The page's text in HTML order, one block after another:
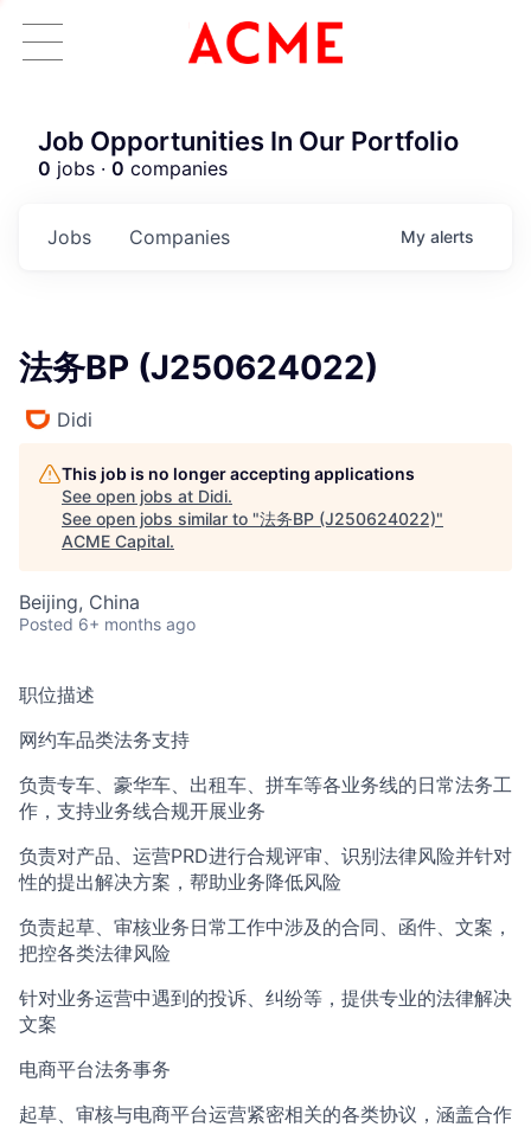
ACME Homepage
Job Opportunities In Our Portfolio
0 jobs · 0 companies
Jobs Companies My alerts
法务BP (J250624022)
Didi
This job is no longer accepting applications
See open jobs at Didi.
See open jobs similar to "法务BP (J250624022)"
ACME Capital.
Beijing, China
Posted 6+ months ago
职位描述
网约车品类法务支持
负责专车、豪华车、出租车、拼车等各业务线的日常法务工
作，支持业务线合规开展业务
负责对产品、运营PRD进行合规评审、识别法律风险并针对
性的提出解决方案，帮助业务降低风险
负责起草、审核业务日常工作中涉及的合同、函件、文案，
把控各类法律风险
针对业务运营中遇到的投诉、纠纷等，提供专业的法律解决
文案
电商平台法务事务
起草、审核与电商平台运营紧密相关的各类协议，涵盖合作